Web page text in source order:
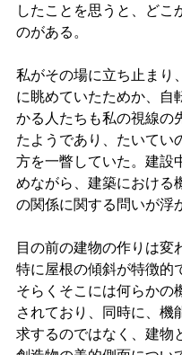
したことを思うと、どこ
のがある。
私がその場に立ち止まり
に眺めていたためか、自
かる人たちも私の視線の
たようであり、たいてい
方を一瞥していた。建設
めながら、建築における
の関係に関する問いが浮
目の前の建物の作りは変
特に屋根の傾斜が特徴的
そらくそこには何らかの
されており、同時に、機
求するのではなく、建物